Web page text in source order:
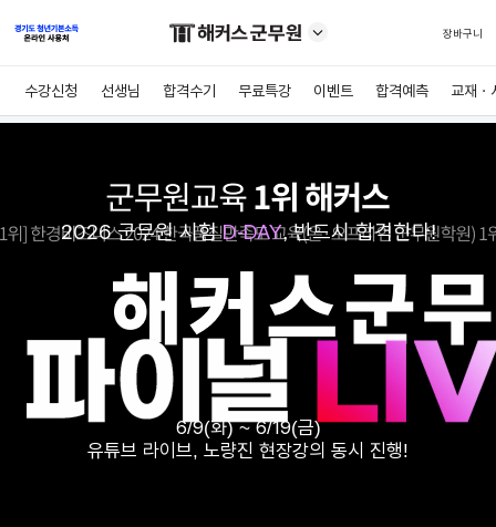
장바구니
수강신청 선생님 합격수기 무료특강 이벤트 합격예측 교재ㆍ
2026 군무원 시험D-DAY, 반드시 합격한다!
6/9(화) ~ 6/19(금)
유튜브 라이브, 노량진 현장강의 동시 진행!